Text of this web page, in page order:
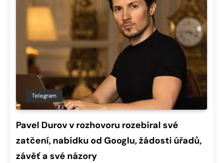
Telegram
Pavel Durov v rozhovoru rozebíral své
zatčení, nabídku od Googlu, žádosti úřadů,
závěť a své názory